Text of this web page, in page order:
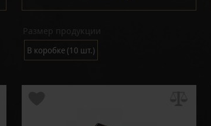
Размер продукции
В коробке (10 шт.)